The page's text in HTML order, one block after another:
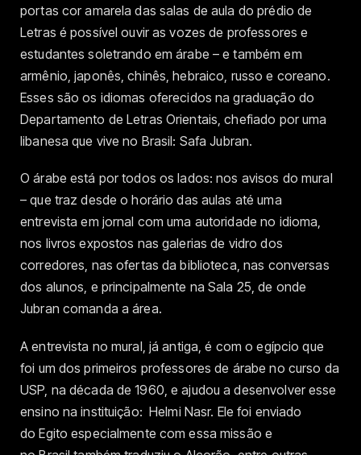
portas cor amarela das salas de aula do prédio de
Letras é possível ouvir as vozes de professores e
estudantes soletrando em árabe – e também em
armênio, japonês, chinês, hebraico, russo e coreano.
Esses são os idiomas oferecidos na graduação do
Departamento de Letras Orientais, chefiado por uma
libanesa que vive no Brasil: Safa Jubran.
O árabe está por todos os lados: nos avisos do mural
– que traz desde o horário das aulas até uma
entrevista em jornal com uma autoridade no idioma,
nos livros expostos nas galerias de vidro dos
corredores, nas ofertas da biblioteca, nas conversas
dos alunos, e principalmente na Sala 25, de onde
Jubran comanda a área.
A entrevista no mural, já antiga, é com o egípcio que
foi um dos primeiros professores de árabe no curso da
USP, na década de 1960, e ajudou a desenvolver esse
ensino na instituição: Helmi Nasr. Ele foi enviado
do Egito especialmente com essa missão e